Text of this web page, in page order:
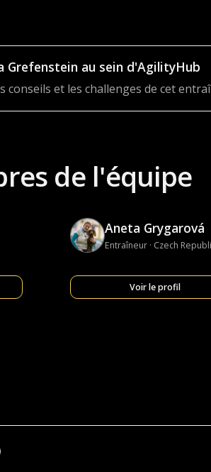
Grefenstein au sein d'AgilityHub
conseils et les challenges de cet
de l'équipe
Aneta Grygarová
Entraîneur · Czech
Voir le profil